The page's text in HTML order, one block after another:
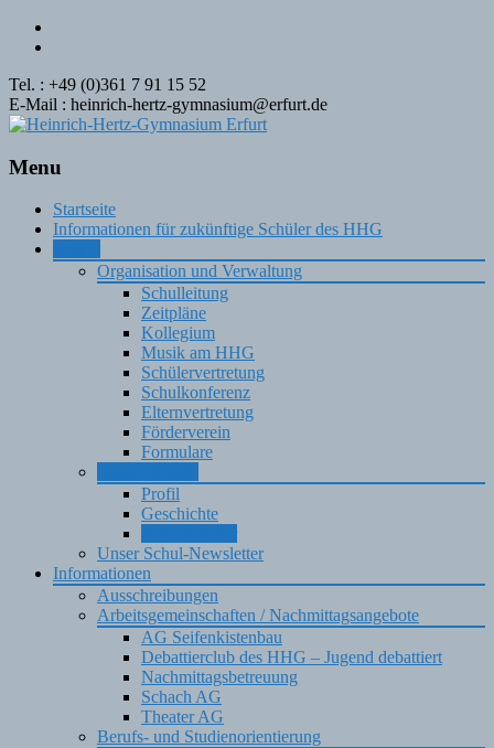
Tel. : +49 (0)361 7 91 15 52
E-Mail : heinrich-hertz-gymnasium@erfurt.de
Menu
Skip
content
Startseite
Informationen für zukünftige Schüler des HHG
Organisation und Verwaltung
Schulleitung
Zeitpläne
Kollegium
Musik am HHG
Schülervertretung
Schulkonferenz
Elternvertretung
Förderverein
Formulare
Profil
Geschichte
Unser Schul-Newsletter
Informationen
Ausschreibungen
Arbeitsgemeinschaften / Nachmittagsangebote
AG Seifenkistenbau
Debattierclub des HHG – Jugend debattiert
Nachmittagsbetreuung
Schach AG
Theater AG
Berufs- und Studienorientierung